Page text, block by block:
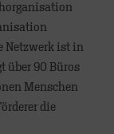
Netzwerk ist in
über 90 Büros
Menschen
die